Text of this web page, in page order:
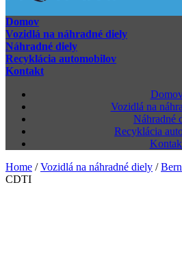
Domov
Vozidlá na náhradné diely
Náhradné diely
Recyklácia automobilov
Kontakt
Vozidlá na
Náhradné
Recyklácia
Home /Vozidlá na náhradné diely /
CDTI